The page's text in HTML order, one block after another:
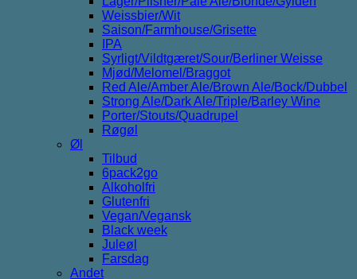
Weissbier/Wit
Saison/Farmhouse/Grisette
IPA
Syrligt/Vildtgæret/Sour/Berliner Weisse
Mjød/Melomel/Braggot
Red Ale/Amber Ale/Brown Ale/Bock/Dubbel
Strong Ale/Dark Ale/Triple/Barley Wine
Porter/Stouts/Quadrupel
Røgøl
Øl
Tilbud
6pack2go
Alkoholfri
Glutenfri
Vegan/Vegansk
Black week
Juleøl
Farsdag
Andet